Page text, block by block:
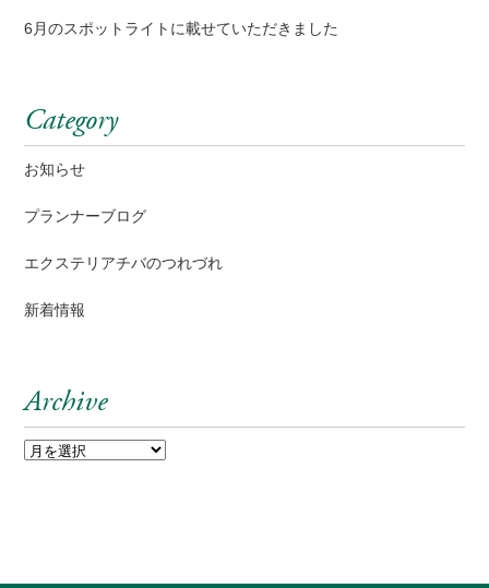
6月のスポットライトに載せていただきました
Category
お知らせ
プランナーブログ
エクステリアチバのつれづれ
新着情報
Archive